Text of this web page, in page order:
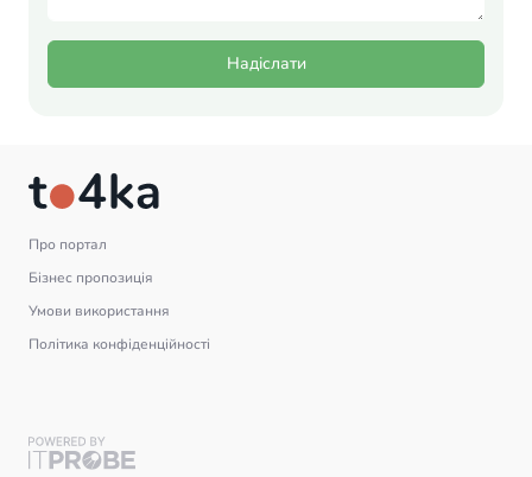
Надіслати
Про портал
Бізнес пропозиція
Умови використання
Політика конфіденційності